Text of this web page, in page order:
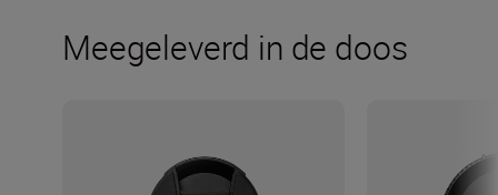
Meegeleverd in de doos